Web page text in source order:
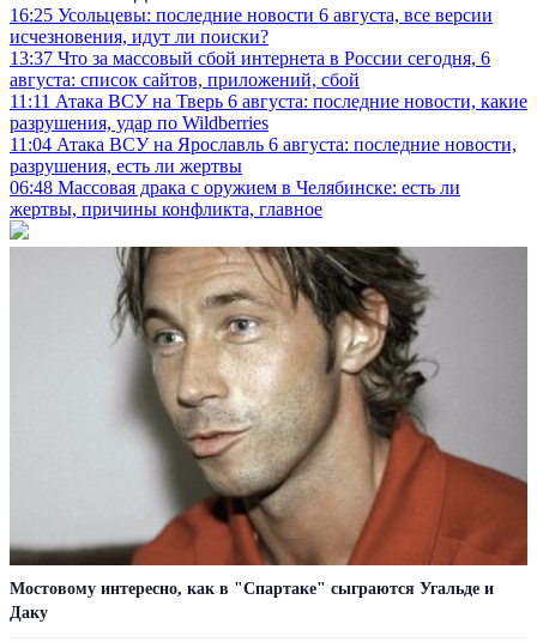
16:25 Усольцевы: последние новости 6 августа, все версии
исчезновения, идут ли поиски?
13:37 Что за массовый сбой интернета в России сегодня, 6
августа: список сайтов, приложений, сбой
11:11 Атака ВСУ на Тверь 6 августа: последние новости, какие
разрушения, удар по Wildberries
11:04 Атака ВСУ на Ярославль 6 августа: последние новости,
разрушения, есть ли жертвы
06:48 Массовая драка с оружием в Челябинске: есть ли
жертвы, причины конфликта, главное
Мостовому интересно, как в "Спартаке" сыграются Угальде и
Даку